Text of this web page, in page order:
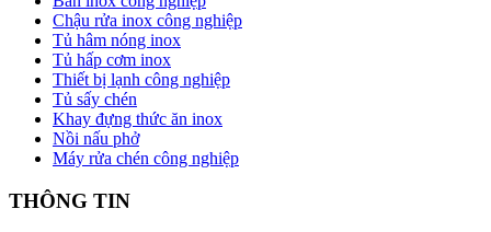
Chậu rửa inox công nghiệp
Tủ hâm nóng inox
Tủ hấp cơm inox
Thiết bị lạnh công nghiệp
Tủ sấy chén
Khay đựng thức ăn inox
Nồi nấu phở
Máy rửa chén công nghiệp
THÔNG TIN